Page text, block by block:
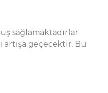
sağlamaktadırlar.
artışa geçecektir. Bu